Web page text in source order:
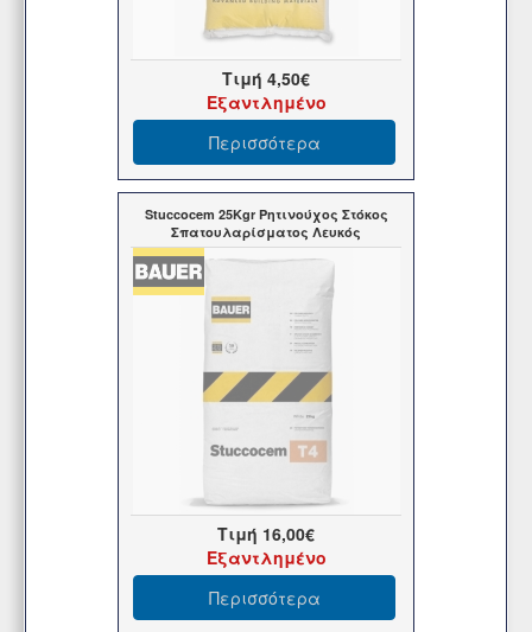
Τιμή 4,50€
Εξαντλημένο
Περισσότερα
Stuccocem 25Kgr Ρητινούχος Στόκος
Σπατουλαρίσματος Λευκός
Τιμή 16,00€
Εξαντλημένο
Περισσότερα